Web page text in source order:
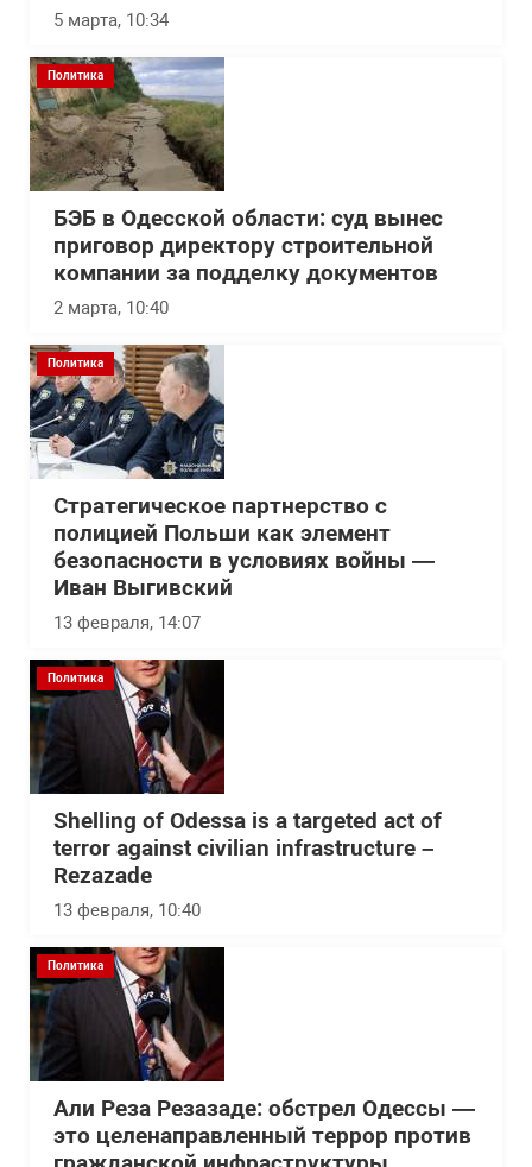
5 марта, 10:34
Политика
БЭБ в Одесской области: суд вынес
приговор директору строительной
компании за подделку документов
2 марта, 10:40
Политика
Стратегическое партнерство с
полицией Польши как элемент
безопасности в условиях войны —
Иван Выгивский
13 февраля, 14:07
Политика
Shelling of Odessa is a targeted act of
terror against civilian infrastructure –
Rezazade
13 февраля, 10:40
Политика
Али Реза Резазаде: обстрел Одессы —
это целенаправленный террор против